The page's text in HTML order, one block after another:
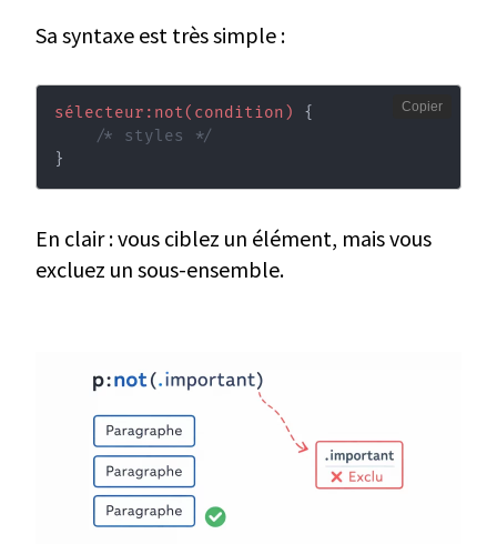
Sa syntaxe est très simple :
sélecteur:not(condition)
{
/* styles */
}
Copier
En clair : vous ciblez un élément, mais vous
excluez un sous-ensemble.